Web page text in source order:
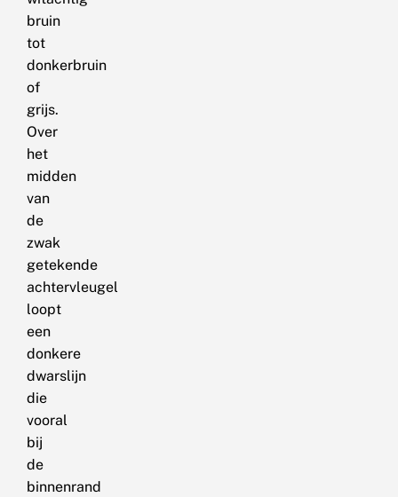
bruin
tot
donkerbruin
of
grijs.
Over
het
midden
van
de
zwak
getekende
achtervleugel
loopt
een
donkere
dwarslijn
die
vooral
bij
de
binnenrand